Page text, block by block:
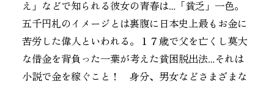
え」などで知られる彼女の青春は…「貧乏」一色。
五千円札のイメージとは裏腹に日本史上最もお金に
苦労した偉人といわれる。１７歳で父を亡くし莫大
な借金を背負った一葉が考えた貧困脱出法…それは
小説で金を稼ぐこと！ 身分、男女などさまざまな